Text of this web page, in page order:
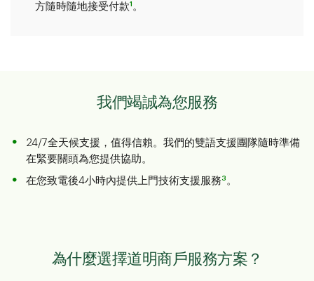
方隨時隨地接受付款1 。
我們竭誠為您服務
24/7全天候支援，值得信賴。我們的雙語支援團隊隨時準備
在緊要關頭為您提供協助。
在您致電後4小時內提供上門技術支援服務 3 。
為什麼選擇道明商戶服務方案？